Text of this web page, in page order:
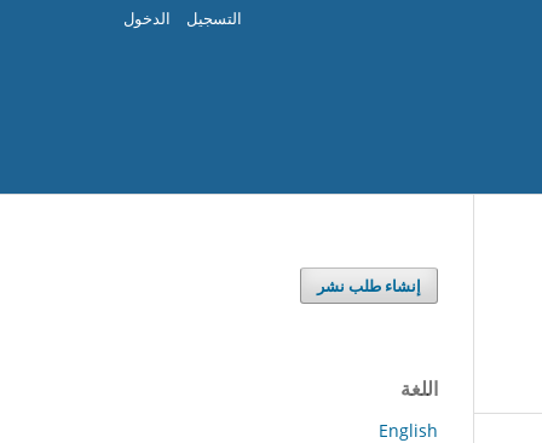
التسجيل الدخول
إنشاء طلب نشر
اللغة
English